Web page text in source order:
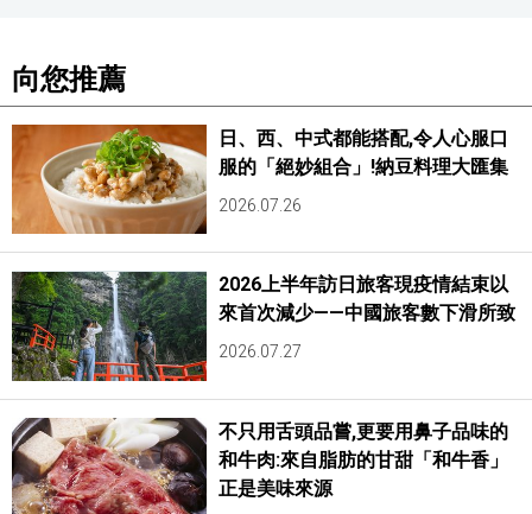
向您推薦
日、西、中式都能搭配,令人心服口
服的「絕妙組合」!納豆料理大匯集
2026.07.26
2026上半年訪日旅客現疫情結束以
來首次減少——中國旅客數下滑所致
2026.07.27
不只用舌頭品嘗,更要用鼻子品味的
和牛肉:來自脂肪的甘甜「和牛香」
正是美味來源